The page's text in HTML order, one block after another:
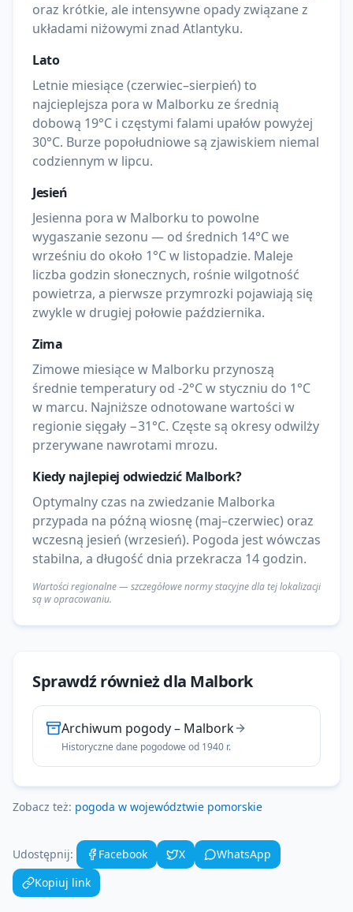
oraz krótkie, ale intensywne opady związane z
układami niżowymi znad Atlantyku.
Lato
Letnie miesiące (czerwiec–sierpień) to
najcieplejsza pora w Malborku ze średnią
dobową 19°C i częstymi falami upałów powyżej
30°C. Burze popołudniowe są zjawiskiem niemal
codziennym w lipcu.
Jesień
Jesienna pora w Malborku to powolne
wygaszanie sezonu — od średnich 14°C we
wrześniu do około 1°C w listopadzie. Maleje
liczba godzin słonecznych, rośnie wilgotność
powietrza, a pierwsze przymrozki pojawiają się
zwykle w drugiej połowie października.
Zima
Zimowe miesiące w Malborku przynoszą
średnie temperatury od -2°C w styczniu do 1°C
w marcu. Najniższe odnotowane wartości w
regionie sięgały −31°C. Częste są okresy odwilży
przerywane nawrotami mrozu.
Kiedy najlepiej odwiedzić Malbork?
Optymalny czas na zwiedzanie Malborka
przypada na późną wiosnę (maj–czerwiec) oraz
wczesną jesień (wrzesień). Pogoda jest wówczas
stabilna, a długość dnia przekracza 14 godzin.
Wartości regionalne — szczegółowe normy stacyjne dla tej lokalizacji
są w opracowaniu.
Sprawdź również dla Malbork
Archiwum pogody– Malbork
Historyczne dane pogodowe od 1940 r.
Zobacz też: pogoda w województwie pomorskie
Udostępnij: Facebook X
WhatsApp
Kopiuj link